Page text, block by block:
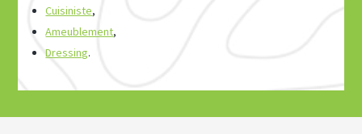
Cuisiniste,
Ameublement,
Dressing.